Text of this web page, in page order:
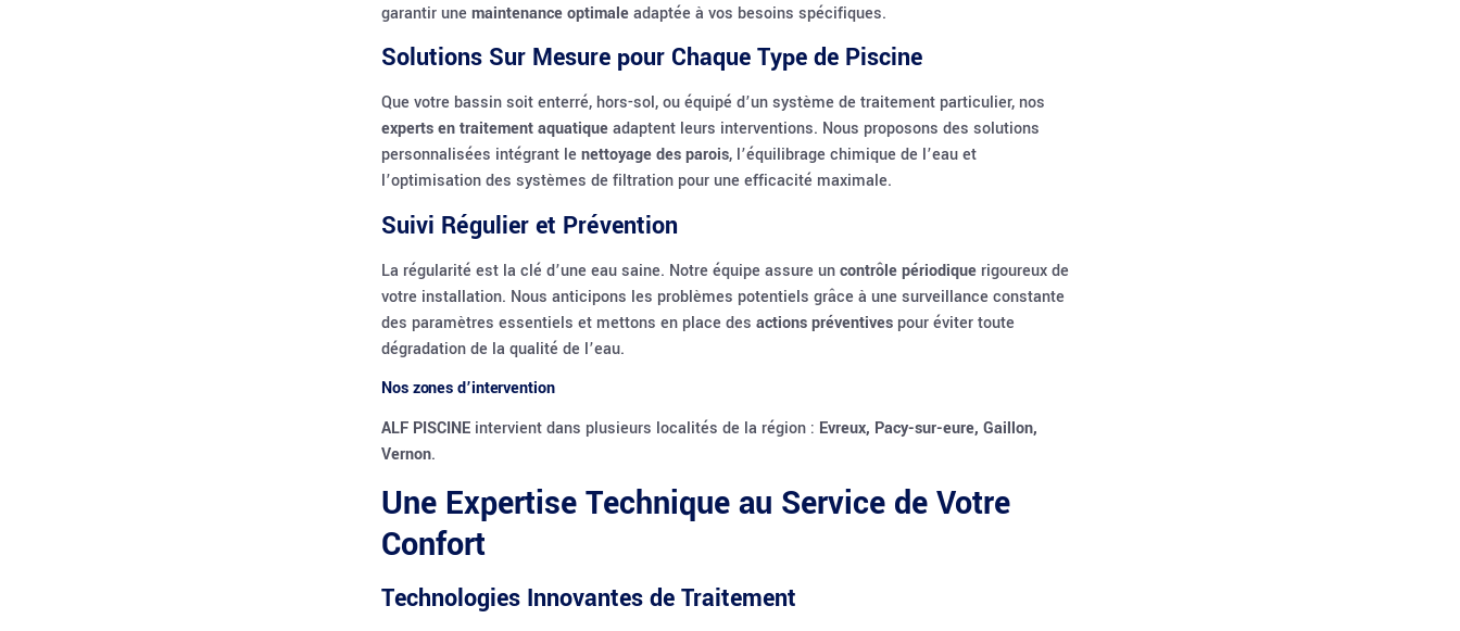
garantir une maintenance optimaleadaptée à vos besoins spécifiques.
Solutions Sur Mesure pour Chaque Type de Piscine
Que votre bassin soit enterré, hors-sol, ou équipé d’un système de traitement particulier, nos
experts en traitement aquatiqueadaptent leurs interventions. Nous proposons des solutions
personnalisées intégrant le nettoyage des parois, l’équilibrage chimique de l’eau et
l’optimisation des systèmes de filtration pour une efficacité maximale.
Suivi Régulier et Prévention
La régularité est la clé d’une eau saine. Notre équipe assure uncontrôle périodique rigoureux de
votre installation. Nous anticipons les problèmes potentiels grâce à une surveillance constante
des paramètres essentiels et mettons en place des actions préventives pour éviter toute
dégradation de la qualité de l’eau.
Nos zones d’intervention
ALF PISCINE intervient dans plusieurs localités de la région : Evreux, Pacy-sur-eure, Gaillon,
Vernon.
Une Expertise Technique au Service de Votre
Confort
Technologies Innovantes de Traitement